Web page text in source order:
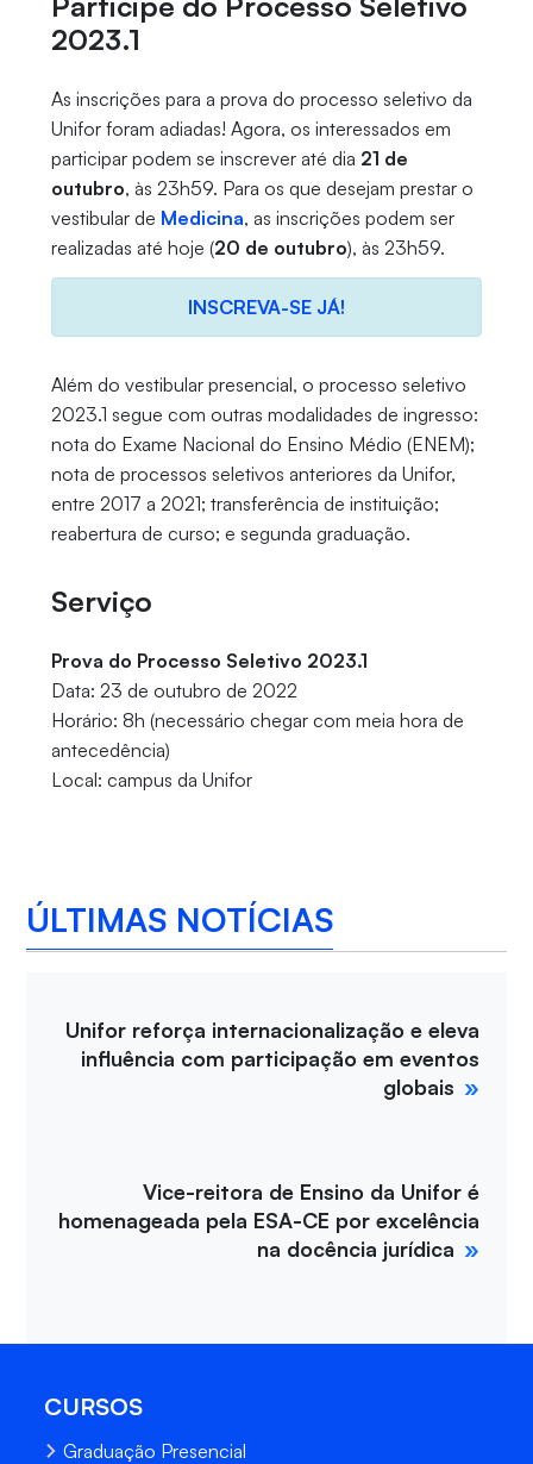
2023.1
As inscrições para a prova do processo seletivo da
Unifor foram adiadas! Agora, os interessados em
participar podem se inscrever até dia 21 de
outubro, às 23h59. Para os que desejam prestar o
vestibular de Medicina, as inscrições podem ser
realizadas até hoje (20 de outubro), às 23h59.
INSCREVA-SE JÁ!
Além do vestibular presencial, o processo seletivo
2023.1 segue com outras modalidades de ingresso:
nota do Exame Nacional do Ensino Médio (ENEM);
nota de processos seletivos anteriores da Unifor,
entre 2017 a 2021; transferência de instituição;
reabertura de curso; e segunda graduação.
Serviço
Prova do Processo Seletivo 2023.1
Data: 23 de outubro de 2022
Horário: 8h (necessário chegar com meia hora de
antecedência)
Local: campus da Unifor
ÚLTIMAS NOTÍCIAS
Unifor reforça internacionalização e eleva
influência com participação em eventos
globais
Vice-reitora de Ensino da Unifor é
homenageada pela ESA-CE por excelência
na docência jurídica
CURSOS
Graduação Presencial